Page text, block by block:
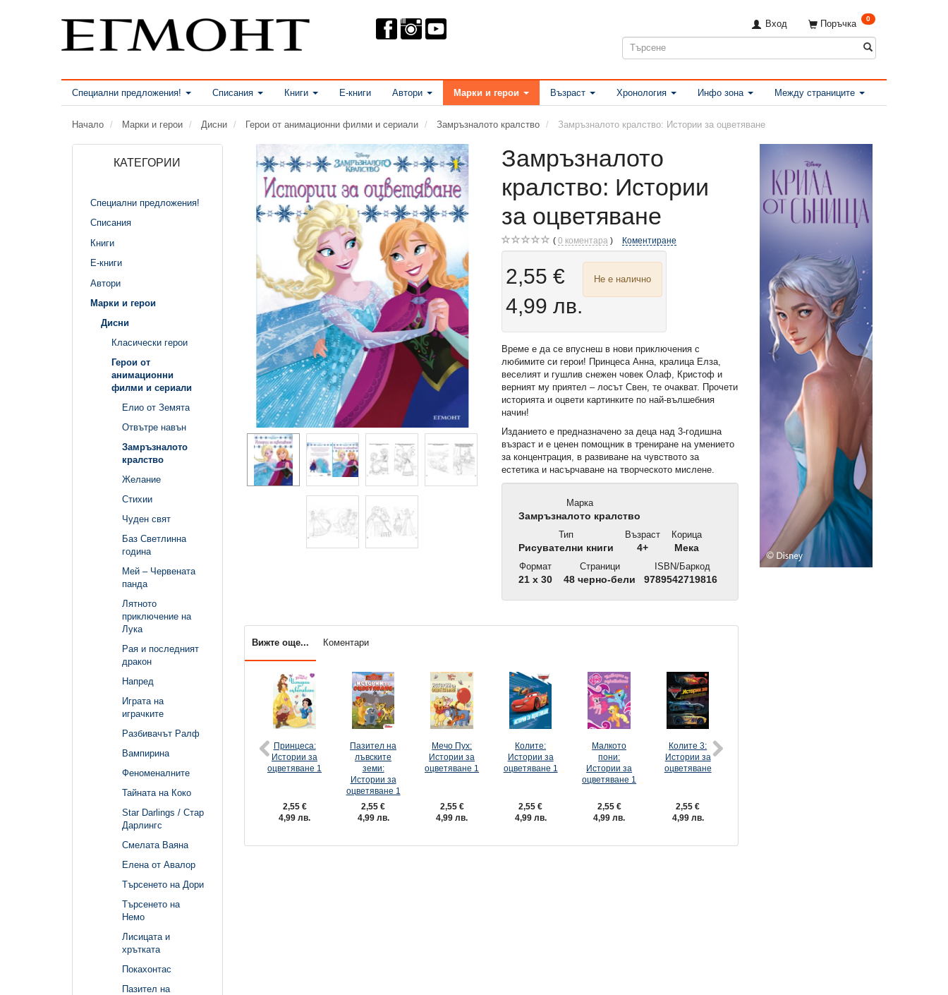
Поръчка 0
Вход
Специални предложения! Списания Книги Е-книги Автори Марки и герои Възраст Хронология Инфо зона Между страниците
Начало Марки и герои Дисни Герои от анимационни филми и сериали Замръзналото кралство Замръзналото кралство: Истории за оцветяване
КАТЕГОРИИ
Специални предложения!
Списания
Книги
Е-книги
Автори
Марки и герои
Дисни
Класически герои
Герои от
анимационни
филми и сериали
Елио от Земята
Отвътре навън
Замръзналото
кралство
Желание
Стихии
Чуден свят
Баз Светлинна
година
Мей – Червената
панда
Лятното
приключение на
Лука
Рая и последният
дракон
Напред
Играта на
играчките
Разбивачът Ралф
Вампирина
Феноменалните
Тайната на Коко
Star Darlings / Стар
Дарлингс
Смелата Ваяна
Елена от Авалор
Търсенето на Дори
Търсенето на
Немо
Лисицата и
хрътката
Покахонтас
Пазител на
Замръзналото
кралство: Истории
за оцветяване
0 коментара Коментиране
2,55 €
4,99 лв.
Не е налично
Време е да се впуснеш в нови приключения с
любимите си герои! Принцеса Анна, кралица Елза,
веселият и гушлив снежен човек Олаф, Кристоф и
верният му приятел – лосът Свен, те очакват. Прочети
историята и оцвети картинките по най-вълшебния
начин!
Изданието е предназначено за деца над 3-годишна
възраст и е ценен помощник в трениране на умението
за концентрация, в развиване на чувството за
естетика и насърчаване на творческото мислене.
Марка
Замръзналото кралство
Тип
Рисувателни книги
Възраст
4+
Корица
Мека
Формат
21 x 30
Страници
48 черно-бели
ISBN/Баркод
9789542719816
Вижте още... Коментари
Принцеса:
Истории за
оцветяване 1
2,55 €
4,99 лв.
Пазител на
лъвските
земи:
Истории за
оцветяване 1
2,55 €
4,99 лв.
Мечо Пух:
Истории за
оцветяване 1
2,55 €
4,99 лв.
Колите:
Истории за
оцветяване 1
2,55 €
4,99 лв.
Малкото
пони:
Истории за
оцветяване 1
2,55 €
4,99 лв.
Колите 3:
Истории за
оцветяване
2,55 €
4,99 лв.